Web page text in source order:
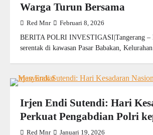
Warga Turun Bersama
Red Mnr Februari 8, 2026
BERITA POLRI INVESTIGASI|Tangerang –
serentak di kawasan Pasar Babakan,
Irjen Endi Sutendi: Hari
Perkuat Pengabdian Polri
Red Mnr Januari 19, 2026